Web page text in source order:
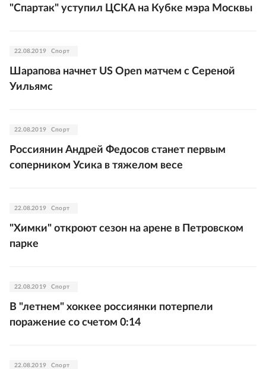
"Спартак" уступил ЦСКА на Кубке мэра Москвы
22.08.2019 Спорт
Шарапова начнет US Open матчем с Сереной
Уильямс
22.08.2019 Спорт
Россиянин Андрей Федосов станет первым
соперником Усика в тяжелом весе
22.08.2019 Спорт
"Химки" откроют сезон на арене в Петровском
парке
22.08.2019 Спорт
В "летнем" хоккее россиянки потерпели
поражение со счетом 0:14
22.08.2019 Спорт